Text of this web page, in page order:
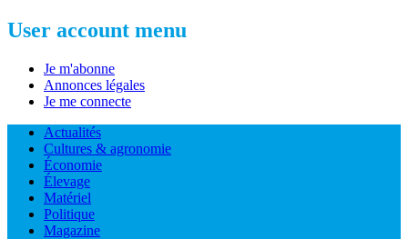
User account menu
Je m'abonne
Annonces légales
Je me connecte
Actualités
Cultures & agronomie
Économie
Élevage
Matériel
Politique
Magazine